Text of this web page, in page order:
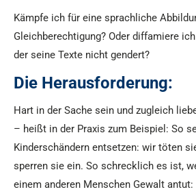
Kämpfe ich für eine sprachliche
Gleichberechtigung? Oder diffamiere
der seine Texte nicht gendert?
Die Herausforderung:
Hart in der Sache sein und zugleich
– heißt in der Praxis zum Beispiel: So
Kinderschändern entsetzen: wir töten
sperren sie ein. So schrecklich es ist,
einem anderen Menschen Gewalt